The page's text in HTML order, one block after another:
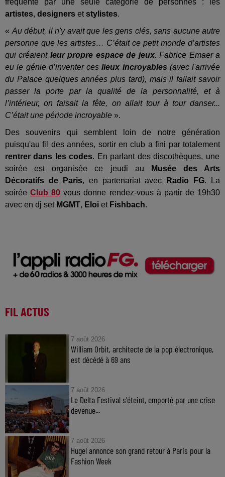
artistes, designers etstylistes.
« Au début, il n'y avait que les gens clés, sans aucune autre
personne que les artistes… C’était ce petit monde d’artistes
qui créaient leur propre espace de jeux. Fabrice Emaer a
eu le génie d’inventer ceslieux incroyables (avec l'arrivée
du Palace quelques années plus tard), mais il fallait savoir
passer la porte par la qualité de la personnalité, et à
l’intérieur, on faisait la fête, on allait tour à tour danser...
C’était une période incroyable ».
Des souvenirs qui semblent loin de notre génération
puisqu'au fil des années, sortir en club a fini par totalement
rentrer dans les codes. En parlant des discothèques, une
soirée est organisée ce jeudi au
Musée des Arts
Décoratifs de Paris, en partenariat avec Radio FG. La
soiréeClub 80 vous donne rendez-vous à partir de 19h30
avec en dj set MGMT, Eloi et Fishbach.
FIL ACTUS
7 août 2026
William Orbit, architecte de la pop électronique,
est décédé à 69 ans
7 août 2026
Le Delta Festival s'éteint, emporté par une crise
devenue...
7 août 2026
Hugel annonce son grand retour à Paris pour la
Fashion Week